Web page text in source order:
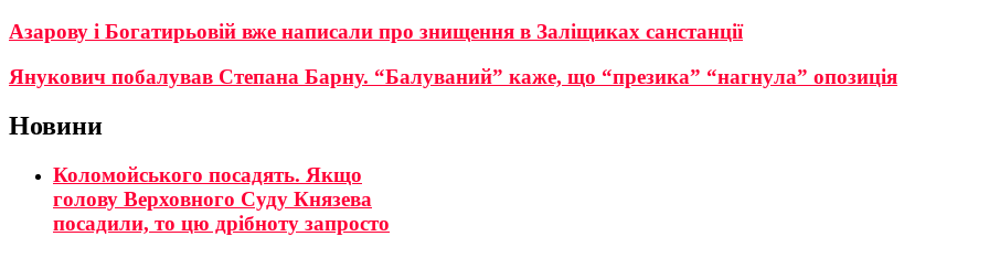
Азарову і Богатирьовій вже написали про знищення в Заліщиках санстанції
Янукович побалував Степана Барну. “Балуваний” каже, що “презика” “нагнула” опозиція
Новини
Коломойського посадять. Якщо
голову Верховного Суду Князева
посадили, то цю дрібноту запросто